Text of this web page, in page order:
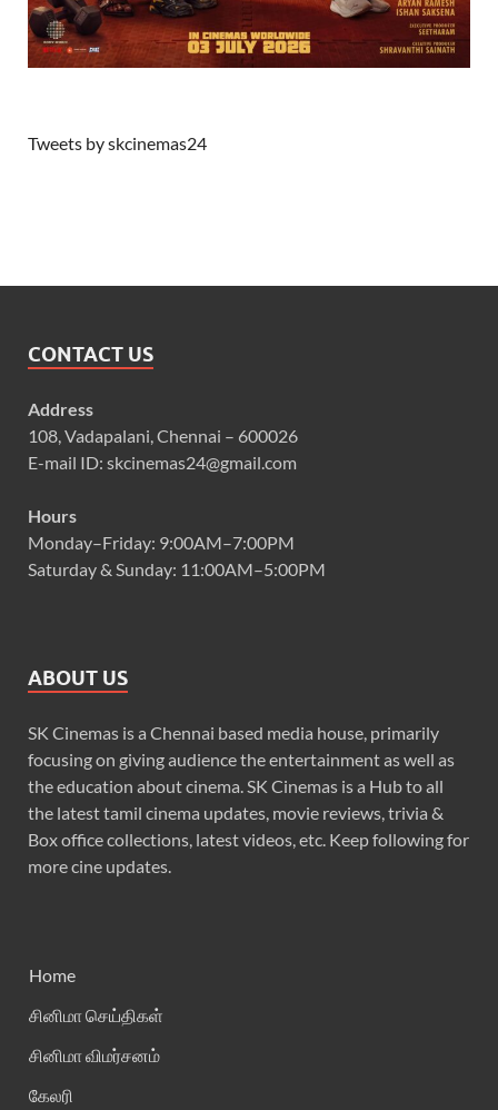
Tweets by skcinemas24
CONTACT US
Address
108, Vadapalani, Chennai – 600026
E-mail ID: skcinemas24@gmail.com
Hours
Monday–Friday: 9:00AM–7:00PM
Saturday & Sunday: 11:00AM–5:00PM
ABOUT US
SK Cinemas is a Chennai based media house, primarily
focusing on giving audience the entertainment as well as
the education about cinema. SK Cinemas is a Hub to all
the latest tamil cinema updates, movie reviews, trivia &
Box office collections, latest videos, etc. Keep following for
more cine updates.
Home
சினிமா செய்திகள்
சினிமா விமர்சனம்
கேலரி